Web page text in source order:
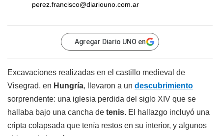
perez.francisco@diariouno.com.ar
Agregar Diario UNO en
Excavaciones realizadas en el castillo medieval de
Visegrad, en Hungría, llevaron a un descubrimiento
sorprendente: una iglesia perdida del siglo XIV que se
hallaba bajo una cancha de tenis. El hallazgo incluyó una
cripta colapsada que tenía restos en su interior, y algunos